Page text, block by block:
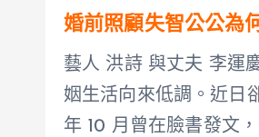
婚前照顧失智公公為
藝人 洪詩 與丈夫 李運
姻生活向來低調。近日
年 10 月曾在臉書發文